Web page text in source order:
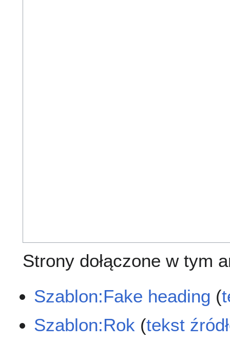
Strony dołączone w tym
Szablon:Fake heading (
Szablon:Rok (tekst